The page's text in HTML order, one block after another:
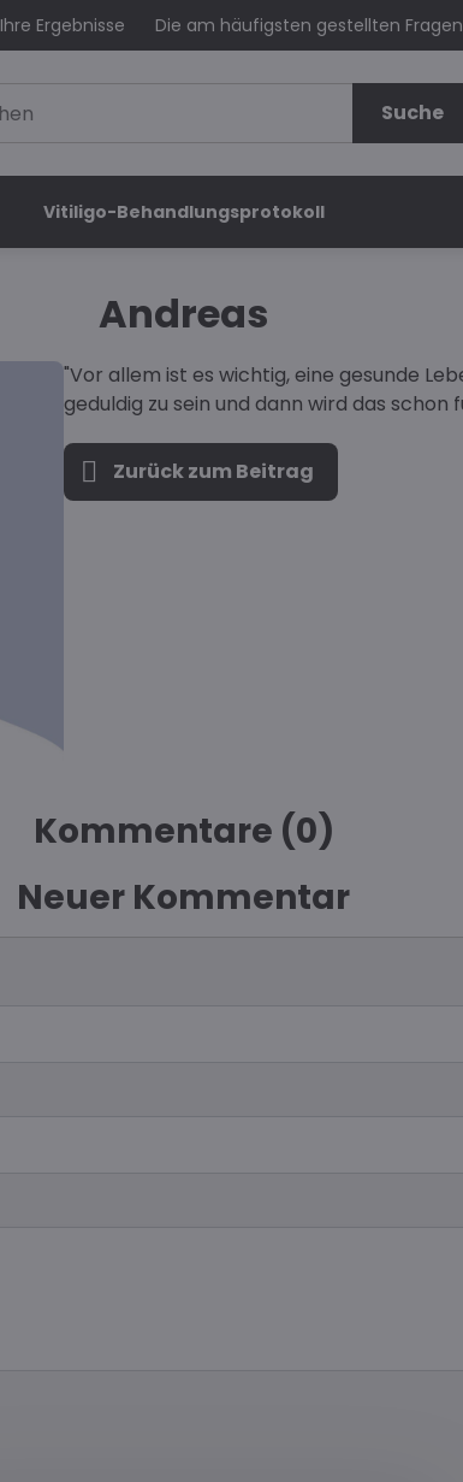
Ihre Ergebnisse Die am häufigsten gestellten Fragen
Suche
Vitiligo-Behandlungsprotokoll
Andreas
"Vor allem ist es wichtig, eine gesunde
geduldig zu sein und dann wird das schon
Zurück zum Beitrag
Kommentare (0)
Neuer Kommentar